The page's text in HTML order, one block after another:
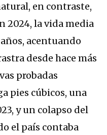
en contraste,
2024, la vida media
años, acentuando
desde hace más
probadas
pies cúbicos, una
y un colapso del
el país contaba